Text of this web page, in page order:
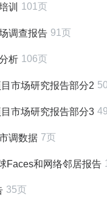
训 101页
调查报告 91页
析 106页
市场研究报告部分2
市场研究报告部分3
调数据 7页
Faces和网络邻居报告
35页